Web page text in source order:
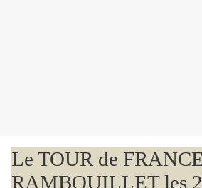
Le TOUR de
RAMBOUILLET les